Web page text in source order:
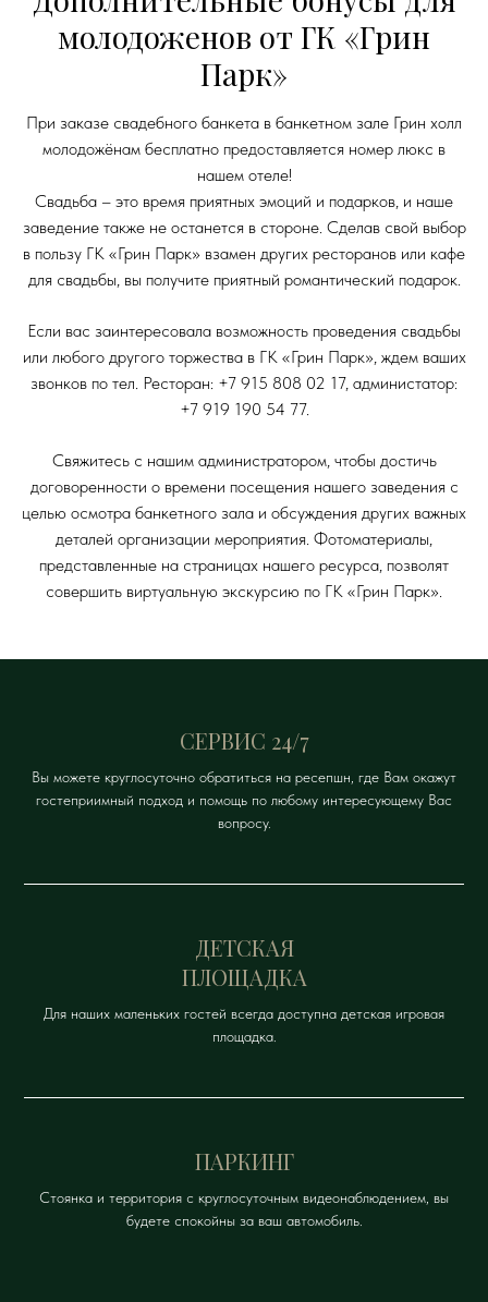
молодоженов от ГК «Грин
Парк»
При заказе свадебного банкета в банкетном зале Грин холл
молодожёнам бесплатно предоставляется номер люкс в
нашем отеле!
Свадьба – это время приятных эмоций и подарков, и наше
заведение также не останется в стороне. Сделав свой выбор
в пользу ГК «Грин Парк» взамен других ресторанов или кафе
для свадьбы, вы получите приятный романтический подарок.
Если вас заинтересовала возможность проведения свадьбы
или любого другого торжества в ГК «Грин Парк», ждем ваших
звонков по тел. Ресторан: +7 915 808 02 17, администатор:
+7 919 190 54 77.
Свяжитесь с нашим администратором, чтобы достичь
договоренности о времени посещения нашего заведения с
целью осмотра банкетного зала и обсуждения других важных
деталей организации мероприятия. Фотоматериалы,
представленные на страницах нашего ресурса, позволят
совершить виртуальную экскурсию по ГК «Грин Парк».
СЕРВИС 24/7
Вы можете круглосуточно обратиться на ресепшн, где Вам окажут
гостеприимный подход и помощь по любому интересующему Вас
вопросу.
ДЕТСКАЯ
ПЛОЩАДКА
Для наших маленьких гостей всегда доступна детская игровая
площадка.
ПАРКИНГ
Стоянка и территория с круглосуточным видеонаблюдением, вы
будете спокойны за ваш автомобиль.